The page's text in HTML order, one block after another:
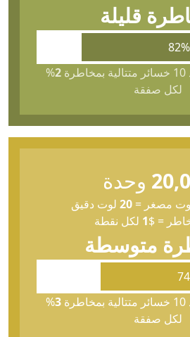
قليلة
82%
2
%
لكل صفقة
وحدة
مصغر=
20 لوت دقيق
=
$
1 لكل نقطة
متوسطة
3
%
لكل صفقة